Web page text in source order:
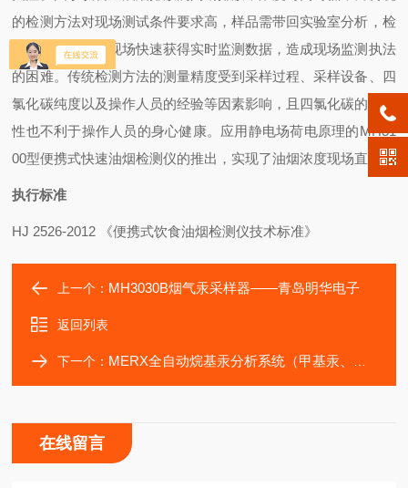
的检测方法对现场测试条件要求高，样品需带回实验室分析，检
测周期长，无法现场快速获得实时监测数据，造成现场监测执法
的困难。传统检测方法的测量精度受到采样过程、采样设备、四
氯化碳纯度以及操作人员的经验等因素影响，且四氯化碳的致癌
性也不利于操作人员的身心健康。应用静电场荷电原理的MH31
00型便携式快速油烟检测仪的推出， 实现了油烟浓度现场直读。
执行标准
HJ 2526-2012 《便携式饮食油烟检测仪技术标准》
上一个： MH3030B烟气汞采样器——青岛明华电子
返回列表
下一个： MERX全自动烷基汞分析系统（甲基汞、乙基汞的测定）
在线留言